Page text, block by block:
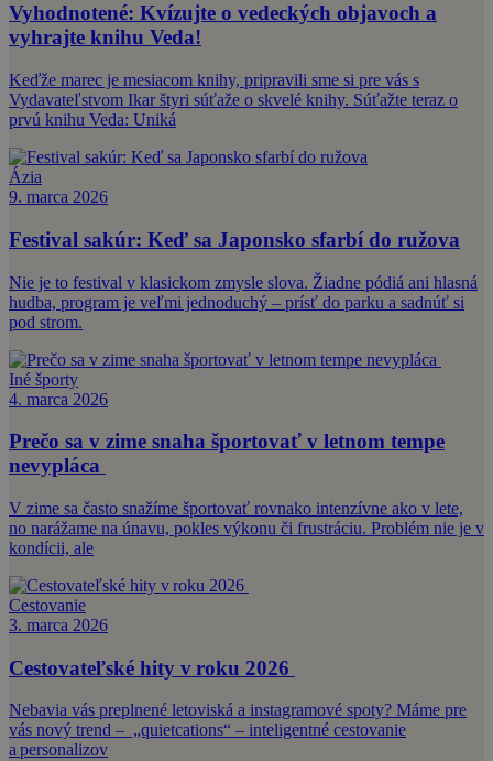
Vyhodnotené: Kvízujte o vedeckých objavoch a
vyhrajte knihu Veda!
Keďže marec je mesiacom knihy, pripravili sme si pre vás s
Vydavateľstvom Ikar štyri súťaže o skvelé knihy. Súťažte teraz o
prvú knihu Veda: Uniká
Ázia
9. marca 2026
Festival sakúr: Keď sa Japonsko sfarbí do ružova
Nie je to festival v klasickom zmysle slova. Žiadne pódiá ani hlasná
hudba, program je veľmi jednoduchý – prísť do parku a sadnúť si
pod strom.
Iné športy
4. marca 2026
Prečo sa v zime snaha športovať v letnom tempe
nevypláca
V zime sa často snažíme športovať rovnako intenzívne ako v lete,
no narážame na únavu, pokles výkonu či frustráciu. Problém nie je v
kondícii, ale
Cestovanie
3. marca 2026
Cestovateľské hity v roku 2026
Nebavia vás preplnené letoviská a instagramové spoty? Máme pre
vás nový trend – „quietcations“ – inteligentné cestovanie
a personalizov